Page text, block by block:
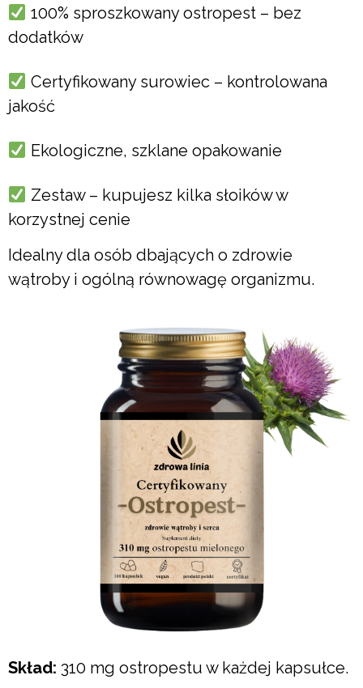
100% sproszkowany ostropest – bez
dodatków
Certyfikowany surowiec – kontrolowana
jakość
Ekologiczne, szklane opakowanie
Zestaw – kupujesz kilka słoików w
korzystnej cenie
Idealny dla osób dbających o zdrowie
wątroby i ogólną równowagę organizmu.
Skład: 310 mg ostropestu w każdej kapsułce.